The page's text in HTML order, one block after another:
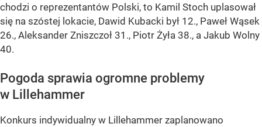
chodzi o reprezentantów Polski, to Kamil Stoch uplasował
się na szóstej lokacie, Dawid Kubacki był 12., Paweł Wąsek
26., Aleksander Zniszczoł 31., Piotr Żyła 38., a Jakub Wolny
40.
Pogoda sprawia ogromne problemy
w Lillehammer
Konkurs indywidualny w Lillehammer zaplanowano